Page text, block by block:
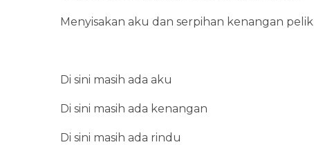
Menyisakan aku dan serpihan kenangan pelik
Di sini masih ada aku
Di sini masih ada kenangan
Di sini masih ada rindu